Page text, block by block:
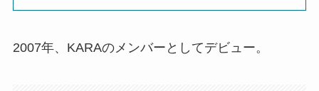
2007年、KARAのメンバーとしてデビュー。